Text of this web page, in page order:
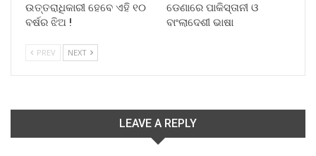
ଉତ୍ତରାଧିକାରୀ ହେବେ ଏହି ୧୦
ବର୍ଷର ଝିଅ !
ଡେଣାରେ ପାକିସ୍ତାନୀ ଓ
ବାଂଲାଦେଶୀ ଭାଷା
PREV NEXT
LEAVE A REPLY